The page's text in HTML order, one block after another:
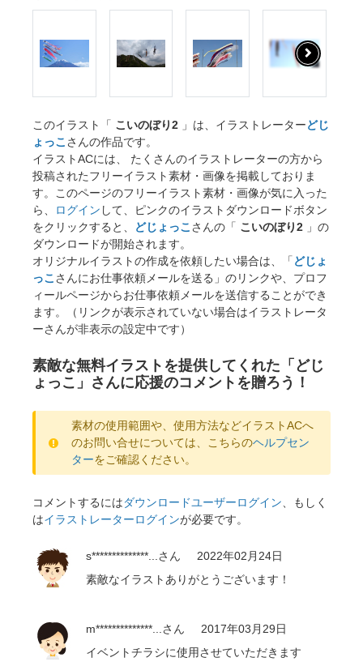
このイラスト「 こいのぼり2 」は、イラストレーターどじ
ょっこさんの作品です。
イラストACには、 たくさんのイラストレーターの方から
投稿されたフリーイラスト素材・画像を掲載しておりま
す。このページのフリーイラスト素材・画像が気に入った
ら、
ログイン して、ピンクのイラストダウンロードボタン
をクリックすると、
どじょっこさんの「 こいのぼり2 」の
ダウンロードが開始されます。
オリジナルイラストの作成を依頼したい場合は、「 どじょ
っこさんにお仕事依頼メールを送る」のリンクや、プロフ
ィールページからお仕事依頼メールを送信することができ
ます。（リンクが表示されていない場合はイラストレータ
ーさんが非表示の設定中です）
素敵な無料イラストを提供してくれた「どじ
ょっこ」さんに応援のコメントを贈ろう！
素材の使用範囲や、使用方法などイラストACへ
のお問い合せについては、こちらのヘルプセン
ターをご確認ください。
コメントするにはダウンロードユーザーログイン、もしく
はイラストレーターログインが必要です。
s**************...さん
2022年02月24日
素敵なイラストありがとうございます！
m**************...さん
2017年03月29日
イベントチラシに使用させていただきます